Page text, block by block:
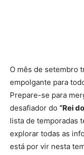
O mês de setembro
empolgante para
Prepare-se para
desafiador do “Rei
lista de temporadas
explorar todas as
está por vir nesta